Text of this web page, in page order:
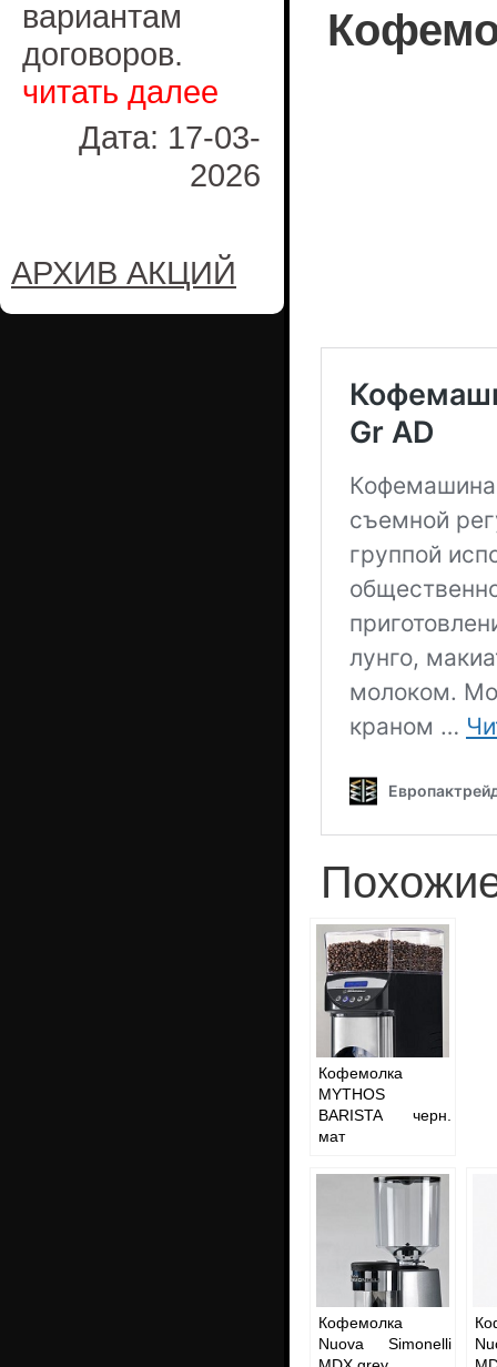
вариантам
договоров.
читать далее
Дата: 17-03-
2026
АРХИВ АКЦИЙ
Кофемолка
MYTHOS
BARISTA черн.
мат
Кофемолка
Nuova Simonelli